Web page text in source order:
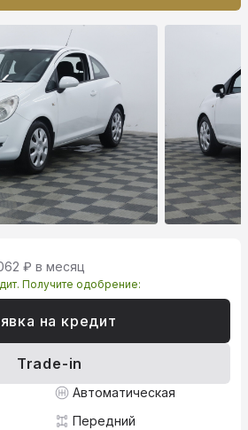
₽ в месяц
Получите одобрение:
на кредит
Trade-in
Автоматическая
Передний